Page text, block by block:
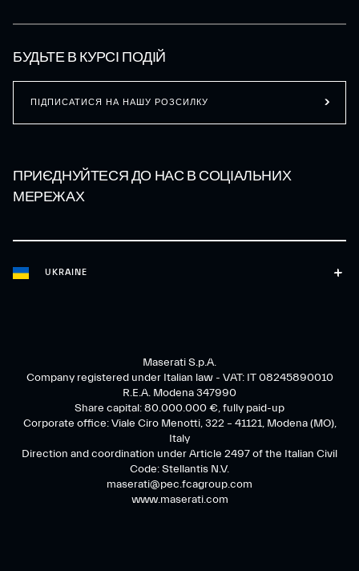
UKRAINE
ПРИЄДНУЙТЕСЯ ДО НАС В СОЦІАЛЬНИХ
МЕРЕЖАХ
БУДЬТЕ В КУРСІ ПОДІЙ
ПІДПИСАТИСЯ НА НАШУ РОЗСИЛКУ
Maserati S.p.A.
Company registered under Italian law - VAT: IT 08245890010
R.E.A. Modena 347990
Share capital: 80.000.000 €, fully paid-up
Corporate office: Viale Ciro Menotti, 322 – 41121, Modena (MO),
Italy
Direction and coordination under Article 2497 of the Italian Civil
Code: Stellantis N.V.
maserati@pec.fcagroup.com
www.maserati.com